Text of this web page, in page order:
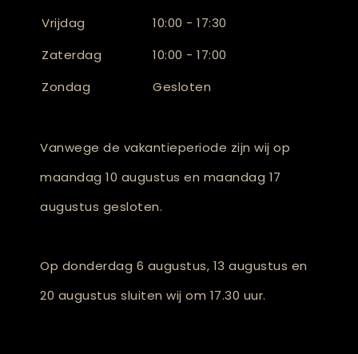
Vrijdag
10:00 - 17:30
Zaterdag
10:00 - 17:00
Zondag
Gesloten
Vanwege de vakantieperiode zijn wij op
maandag 10 augustus en maandag 17
augustus gesloten.
Op donderdag 6 augustus, 13 augustus en
20 augustus sluiten wij om 17.30 uur.